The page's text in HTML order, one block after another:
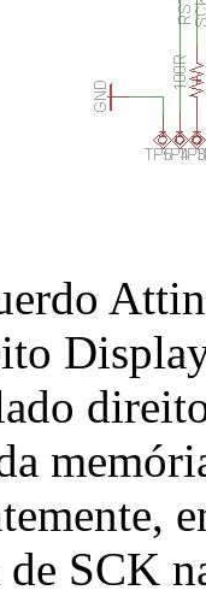
de SCK